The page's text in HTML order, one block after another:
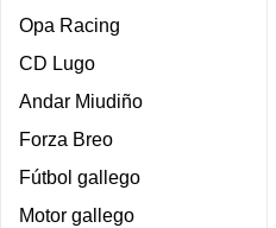
Opa Racing
CD Lugo
Andar Miudiño
Forza Breo
Fútbol gallego
Motor gallego